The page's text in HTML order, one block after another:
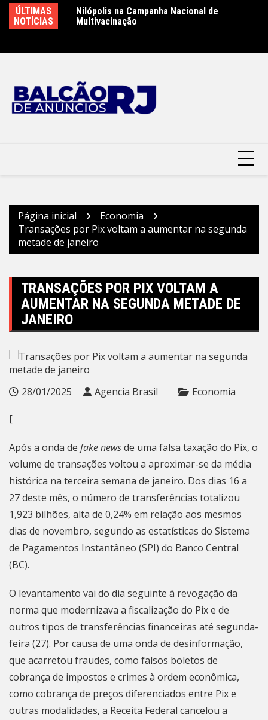
para
ÚLTIMAS
NOTÍCIAS
Nilópolis na Campanha Nacional de
Multivacinação
Página inicial
Economia
Transações por Pix voltam a aumentar na segunda
metade de janeiro
TRANSAÇÕES POR PIX VOLTAM A
AUMENTAR NA SEGUNDA METADE DE
JANEIRO
28/01/2025 Agencia Brasil Economia
[
Após a onda de fake newsde uma falsa taxação do Pix, o
volume de transações voltou a aproximar-se da média
histórica na terceira semana de janeiro. Dos dias 16 a
27 deste mês, o número de transferências totalizou
1,923 bilhões, alta de 0,24% em relação aos mesmos
dias de novembro, segundo as estatísticas do Sistema
de Pagamentos Instantâneo (SPI) do Banco Central
(BC).
O levantamento vai do dia seguinte à revogação da
norma que modernizava a fiscalização do Pixe de
outros tipos de transferências financeiras até segunda-
feira (27). Por causa de uma onda de desinformação,
que acarretou fraudes, como falsos boletos de
cobrança de impostos e crimes à ordem econômica,
como cobrança de preços diferenciados entre Pix e
outras modalidades, a Receita Federal cancelou a